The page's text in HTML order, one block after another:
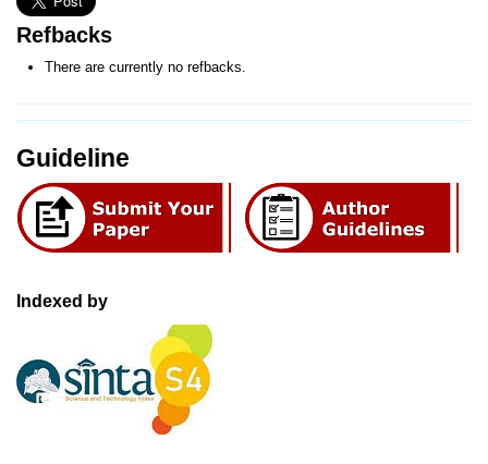
Guideline
Indexed by
Refbacks
There are currently no refbacks.